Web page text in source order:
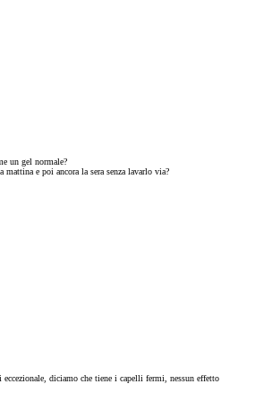
un gel normale?
mattina e poi ancora la sera senza lavarlo via?
diciamo che tiene i capelli fermi, nessun effetto